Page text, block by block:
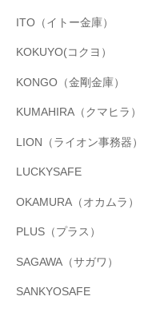
ITO（イトー金庫）
KOKUYO(コクヨ）
KONGO（金剛金庫）
KUMAHIRA（クマヒラ）
LION（ライオン事務器）
LUCKYSAFE
OKAMURA（オカムラ）
PLUS（プラス）
SAGAWA（サガワ）
SANKYOSAFE